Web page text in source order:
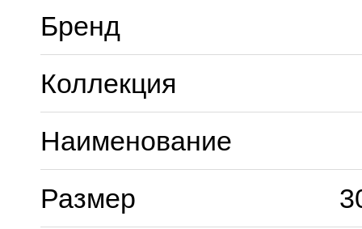
Бренд
Коллекция
Наименование
Размер